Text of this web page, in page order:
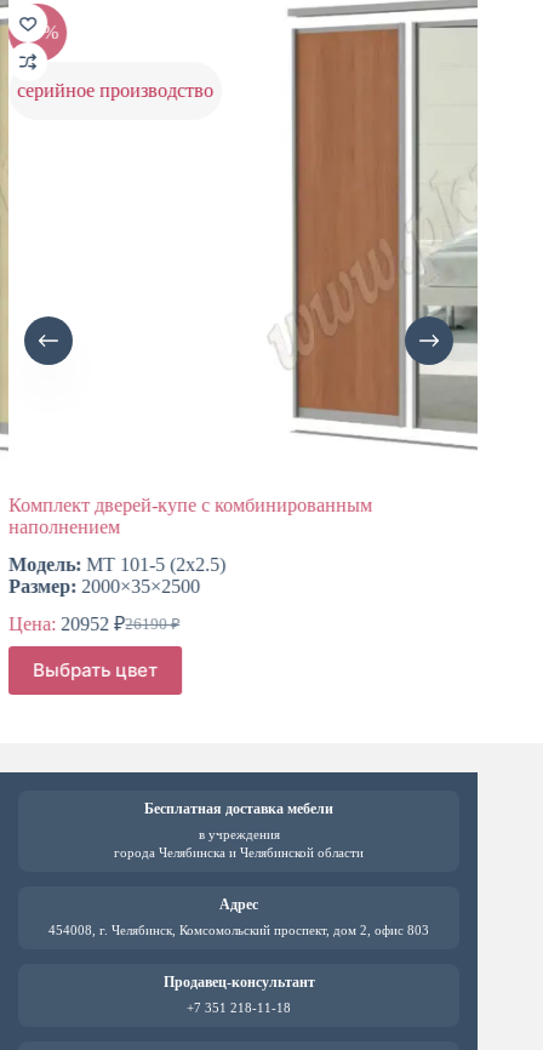
-20%
серийное производство
Комплект дверей-купе с комбинированным
наполнением
Модель:МТ 101-5 (2х2.5)
Размер:2000×35×2500
Цена:
26190₽
Первоначальная
цена
составляла
26190 ₽.
20952₽Текущая
цена:
20952 ₽.
Выбрать цвет
Этот
товар
имеет
Бесплатная доставка мебели
в учреждения
города Челябинска и Челябинской области
Адрес
454008, г. Челябинск, Комсомольский проспект, дом 2, офис 803
Продавец-консультант
+7 351 218-11-18